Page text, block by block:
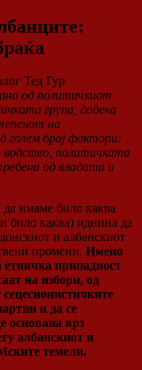
Тед Гур
од политичкиот
група, додека
на
голем број фактори:
водство, политичката
од владата и
да имаме било каква
било каква) иднина да
и албанскиот
промени. Имено
етничка припадност
на избори, од
и да се
основана врз
албанскиот и
темели.